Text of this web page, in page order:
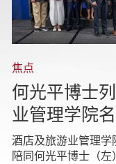
焦点
何光平博士
业管理学院
酒店及旅游业管理学
陪同何光平博士（